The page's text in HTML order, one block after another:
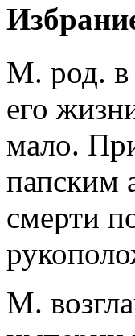
М. род. в
его
мало.
папским
смерти
М.